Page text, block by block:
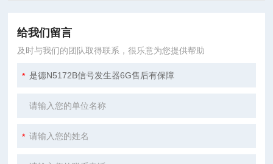
给我们留言
及时与我们的团队取得联系，很乐意为您提供帮助